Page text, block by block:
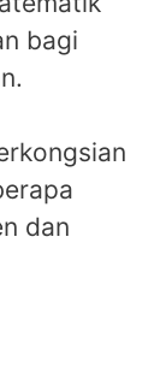
bagi
dan